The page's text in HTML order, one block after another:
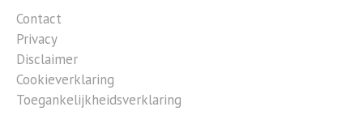
Contact
Privacy
Disclaimer
Cookieverklaring
Toegankelijkheidsverklaring